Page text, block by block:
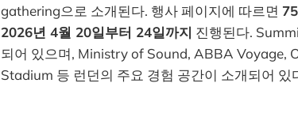
gathering으로 소개된다. 행사 페이지에 따르면
2026년 4월 20일부터 24일까지 진행된다.
되어 있으며, Ministry of Sound, ABBA
Stadium 등 런던의 주요 경험 공간이 소개되어 있